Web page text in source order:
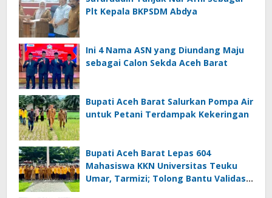
Plt Kepala BKPSDM Abdya
Ini 4 Nama ASN yang Diundang Maju
sebagai Calon Sekda Aceh Barat
Bupati Aceh Barat Salurkan Pompa Air
untuk Petani Terdampak Kekeringan
Bupati Aceh Barat Lepas 604
Mahasiswa KKN Universitas Teuku
Umar, Tarmizi; Tolong Bantu Validasi